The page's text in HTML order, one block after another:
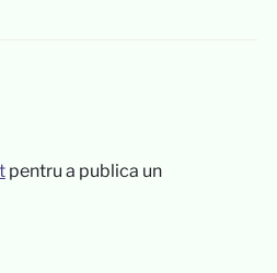
pentru a publica un